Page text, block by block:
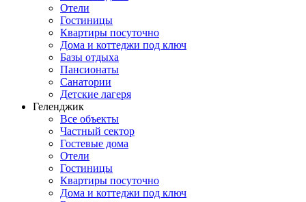
Отели
Гостиницы
Квартиры посуточно
Дома и коттеджи под ключ
Базы отдыха
Пансионаты
Санатории
Детские лагеря
Геленджик
Все объекты
Частный сектор
Гостевые дома
Отели
Гостиницы
Квартиры посуточно
Дома и коттеджи под ключ